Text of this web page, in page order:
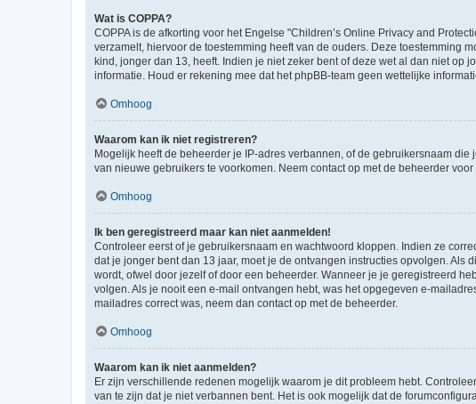
Wat is COPPA?
COPPA is de afkorting voor het Engelse "Children’s Online Privacy and
verzamelt, hiervoor de toestemming heeft van de ouders. Deze toestemming
kind, jonger dan 13, heeft. Indien je niet zeker bent of deze wet al dan niet
informatie. Houd er rekening mee dat het phpBB-team geen wettelijke
Omhoog
Waarom kan ik niet registreren?
Mogelijk heeft de beheerder je IP-adres verbannen, of de gebruikersnaam
van nieuwe gebruikers te voorkomen. Neem contact op met de beheerder voor
Omhoog
Ik ben geregistreerd maar kan niet aanmelden!
Controleer eerst of je gebruikersnaam en wachtwoord kloppen. Indien ze
dat je jonger bent dan 13 jaar, moet je de ontvangen instructies opvolgen.
wordt, ofwel door jezelf of door een beheerder. Wanneer je je geregistreerd
volgen. Als je nooit een e-mail ontvangen hebt, was het opgegeven e-
mailadres correct was, neem dan contact op met de beheerder.
Omhoog
Waarom kan ik niet aanmelden?
Er zijn verschillende redenen mogelijk waarom je dit probleem hebt.
van te zijn dat je niet verbannen bent. Het is ook mogelijk dat de